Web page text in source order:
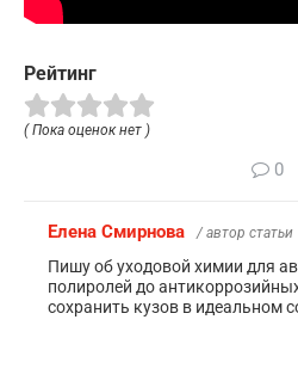
Рейтинг
( Пока оценок нет )
0
Елена Смирнова / автор статьи
Пишу об уходовой химии для
полиролей до
сохранить кузов в идеальном